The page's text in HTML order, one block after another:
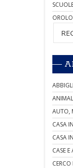
AUTO,
CASA
CASA
CASE